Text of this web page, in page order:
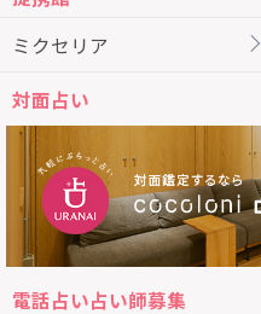
ミクセリア
対面占い
電話占い占い師募集